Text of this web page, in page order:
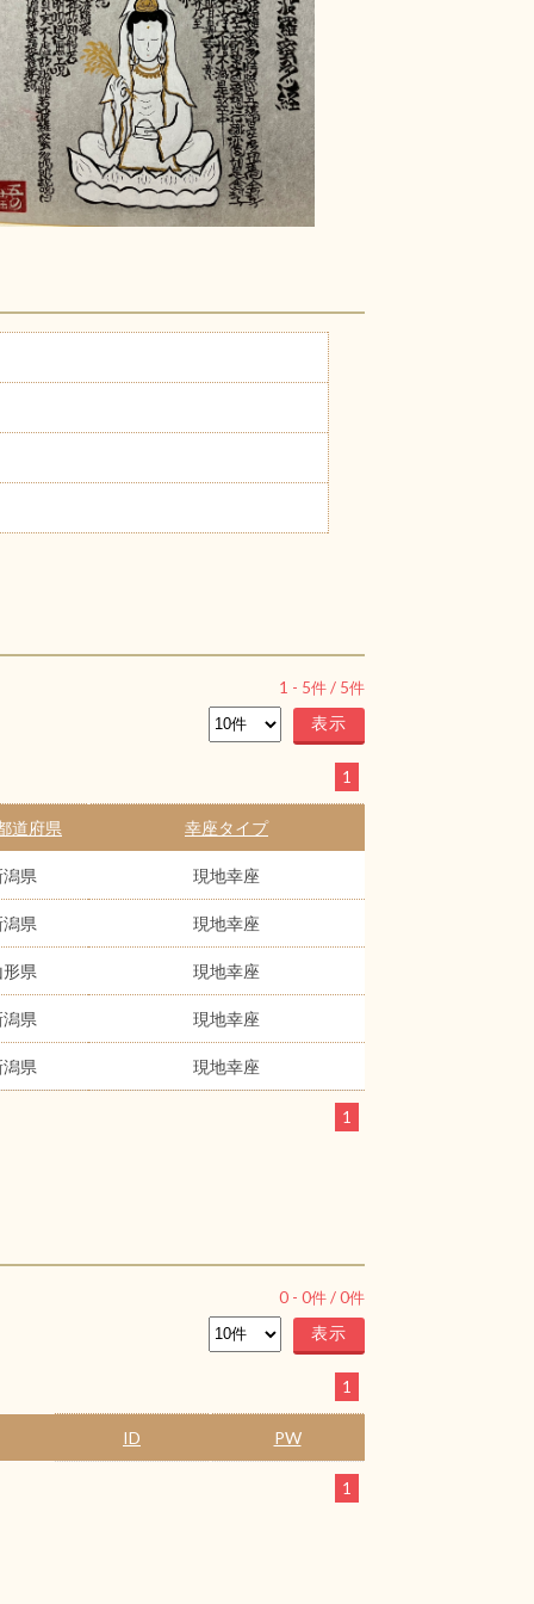
1 - 5件 / 5件
1
道府県 幸座タイプ
県 現地幸座
県 現地幸座
県 現地幸座
県 現地幸座
県 現地幸座
1
0 - 0件 /0件
1
ID PW
1